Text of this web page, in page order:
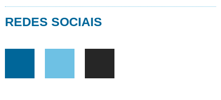
REDES SOCIAIS